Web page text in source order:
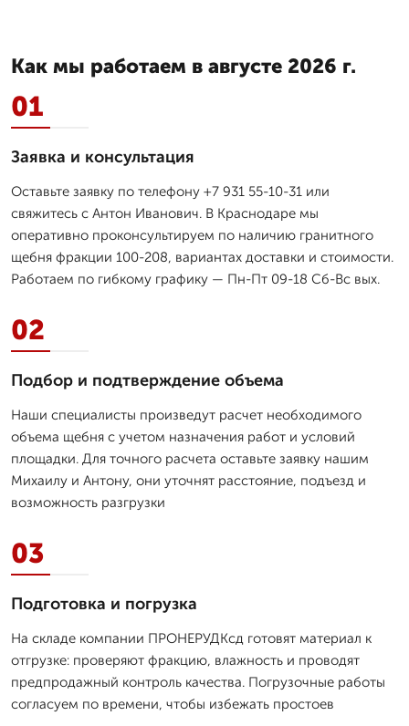
Как мы работаем в августе 2026 г.
01
Заявка и консультация
Оставьте заявку по телефону +7 931 55-10-31 или
свяжитесь с Антон Иванович. В Краснодаре мы
оперативно проконсультируем по наличию гранитного
щебня фракции 100-208, вариантах доставки и стоимости.
Работаем по гибкому графику — Пн-Пт 09-18 Сб-Вс вых.
02
Подбор и подтверждение объема
Наши специалисты произведут расчет необходимого
объема щебня с учетом назначения работ и условий
площадки. Для точного расчета оставьте заявку нашим
Михаилу и Антону, они уточнят расстояние, подъезд и
возможность разгрузки
03
Подготовка и погрузка
На складе компании ПРОНЕРУДКсд готовят материал к
отгрузке: проверяют фракцию, влажность и проводят
предпродажный контроль качества. Погрузочные работы
согласуем по времени, чтобы избежать простоев